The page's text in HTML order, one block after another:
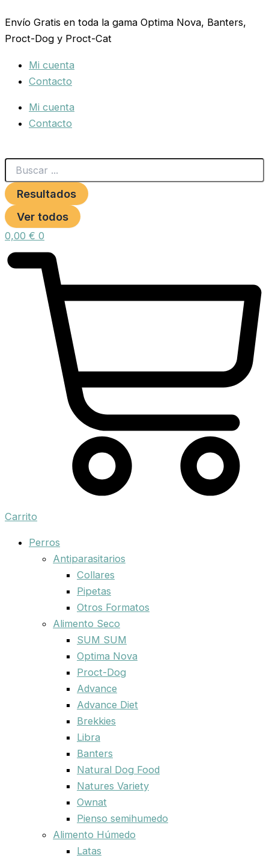
al
contenido
Envío Gratis en toda la gama Optima Nova, Banters,
Proct-Dog y Proct-Cat
Mi cuenta
Contacto
Mi cuenta
Contacto
...
Resultados
Ver todos
0,00 € 0
Carrito
Perros
Antiparasitarios
Collares
Pipetas
Otros Formatos
Alimento Seco
SUM SUM
Optima Nova
Proct-Dog
Advance
Advance Diet
Brekkies
Libra
Banters
Natural Dog Food
Natures Variety
Ownat
Pienso semihumedo
Alimento Húmedo
Latas